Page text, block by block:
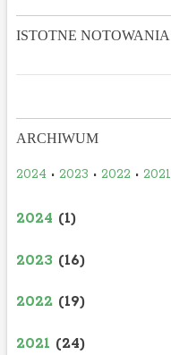
ISTOTNE NOTOWANIA
ARCHIWUM
2024 • 2023 • 2022 • 2021
2024 (1)
2023 (16)
2022 (19)
2021 (24)